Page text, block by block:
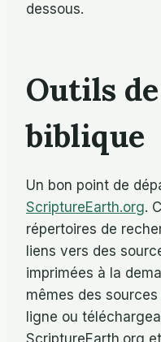
dessous.
Outils
biblique
Un bon point de
ScriptureEarth.org.
répertoires de
liens vers des
imprimées à la
mêmes des
ligne ou
ScriptureEarth.org